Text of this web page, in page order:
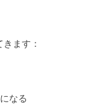
ます：
なる